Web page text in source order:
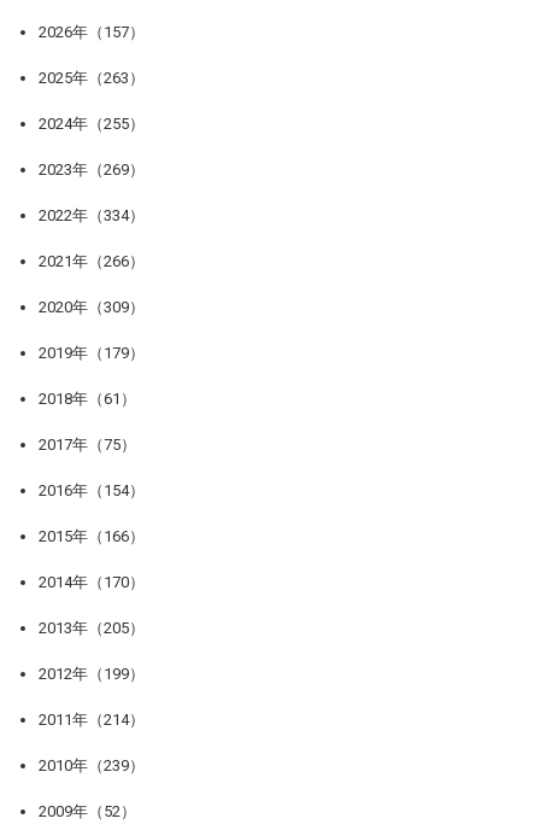
2026年（157）
2025年（263）
2024年（255）
2023年（269）
2022年（334）
2021年（266）
2020年（309）
2019年（179）
2018年（61）
2017年（75）
2016年（154）
2015年（166）
2014年（170）
2013年（205）
2012年（199）
2011年（214）
2010年（239）
2009年（52）